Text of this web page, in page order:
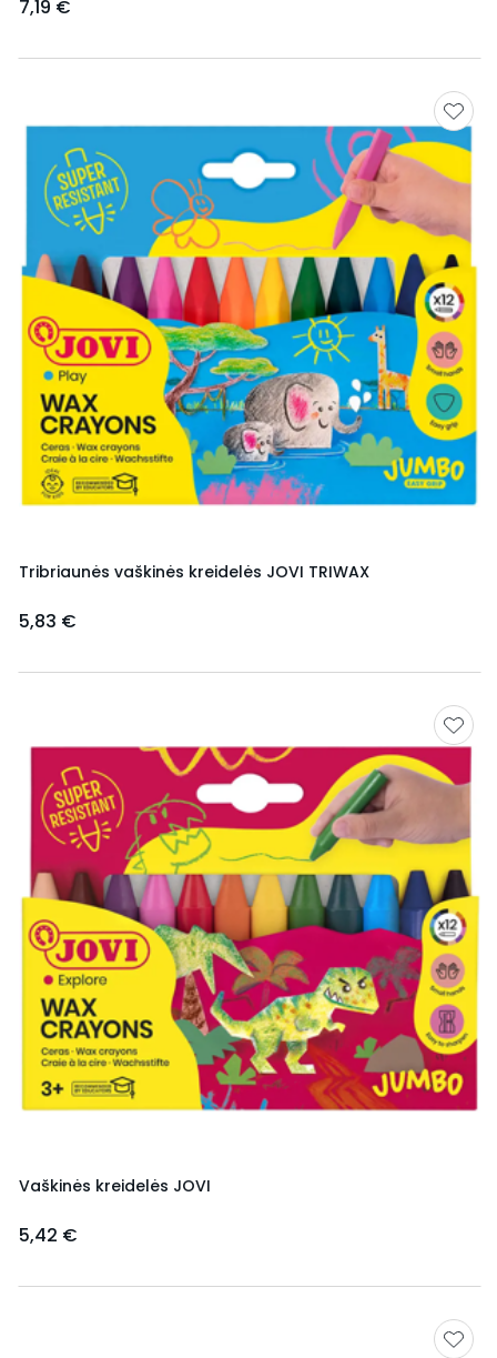
7,19 €
Tribriaunės vaškinės kreidelės JOVI TRIWAX
5,83 €
Vaškinės kreidelės JOVI
5,42 €